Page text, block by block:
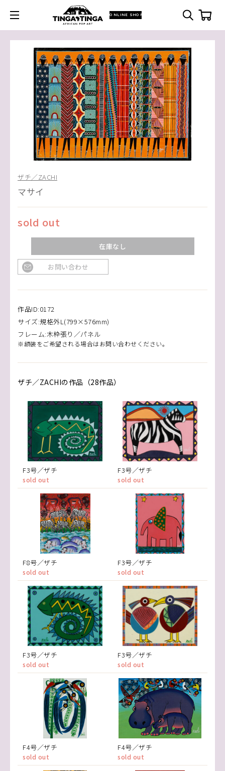
ONLINE SHOP
ザチ／ZACHI
マサイ
sold out
在庫なし
お問い合わせ
作品ID:0172
サイズ:規格外L(799×576mm)
フレーム:木枠張り／パネル
※額装をご希望される場合はお問い合わせください。
ザチ／ZACHIの作品（28作品）
F3号／ザチ
sold out
F3号／ザチ
sold out
F8号／ザチ
sold out
F3号／ザチ
sold out
F3号／ザチ
sold out
F3号／ザチ
sold out
F4号／ザチ
sold out
F4号／ザチ
sold out